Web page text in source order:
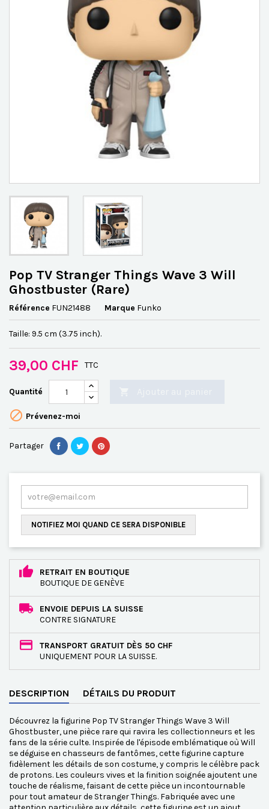
Pop TV Stranger Things Wave 3 Will
Ghostbuster (Rare)
Référence FUN21488 Marque Funko
Taille: 9.5 cm (3.75 inch).
39,00 CHF TTC
Quantité
 Prévenez-moi
Partager
NOTIFIEZ MOI QUAND CE SERA DISPONIBLE
RETRAIT EN BOUTIQUE
BOUTIQUE DE GENÈVE
ENVOIE DEPUIS LA SUISSE
CONTRE SIGNATURE
TRANSPORT GRATUIT DÈS 50 CHF
UNIQUEMENT POUR LA SUISSE.
DESCRIPTION DÉTAILS DU PRODUIT
Découvrez la figurine Pop TV Stranger Things Wave 3 Will
Ghostbuster, une pièce rare qui ravira les collectionneurs et les
fans de la série culte. Inspirée de l'épisode emblématique où Will
se déguise en chasseurs de fantômes, cette figurine capture
fidèlement les détails de son costume, y compris le célèbre pack
de protons. Les couleurs vives et la finition soignée ajoutent une
touche de réalisme, faisant de cette pièce un incontournable
pour tout amateur de Stranger Things. Fabriquée avec une